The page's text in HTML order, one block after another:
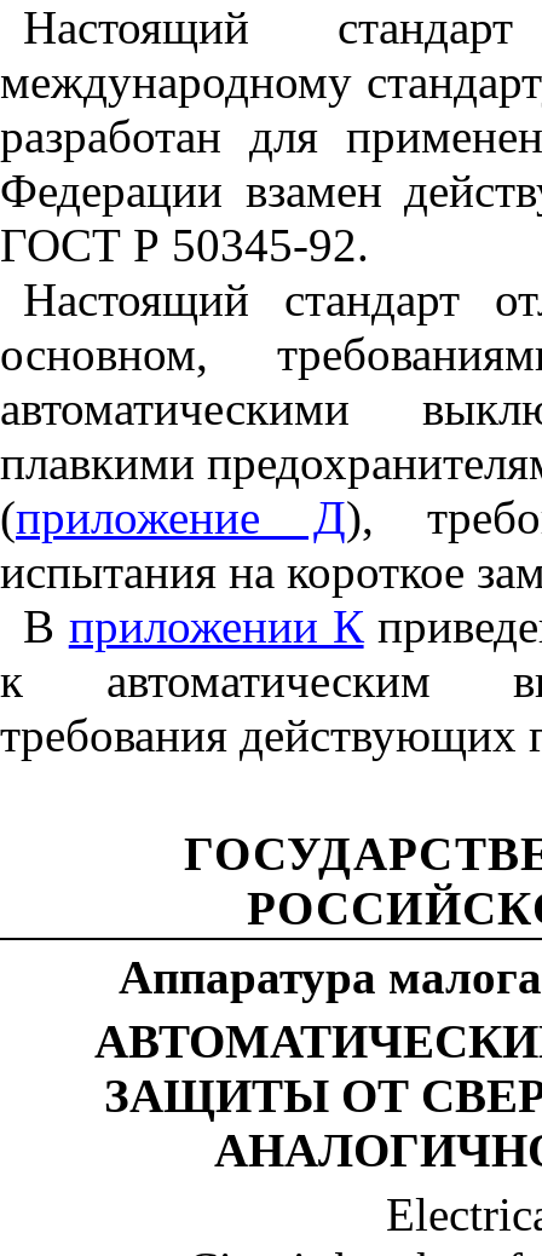
Настоящий
международному
разработан для
Федерации взамен
ГОСТ Р 50345-92.
Настоящий стандарт
основном,
автоматическими
плавкими
(приложение Д),
испытания на короткое
В приложении К
к автоматическим
требования действующих
Аппаратура
ЗАЩИТЫ ОТ